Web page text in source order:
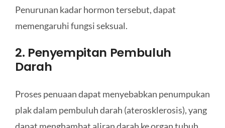
Penurunan kadar hormon tersebut, dapat
memengaruhi fungsi seksual.
2. Penyempitan Pembuluh
Darah
Proses penuaan dapat menyebabkan penumpukan
plak dalam pembuluh darah (aterosklerosis), yang
dapat menghambat aliran darah ke organ tubuh,